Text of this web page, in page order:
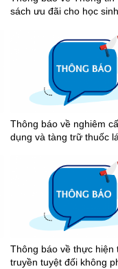
sách ưu đãi cho học
Hồ Chí Minh
Thông báo về nghiêm
dụng và tàng trữ thuốc
Thông báo về thực hiện
truyền tuyệt đối không